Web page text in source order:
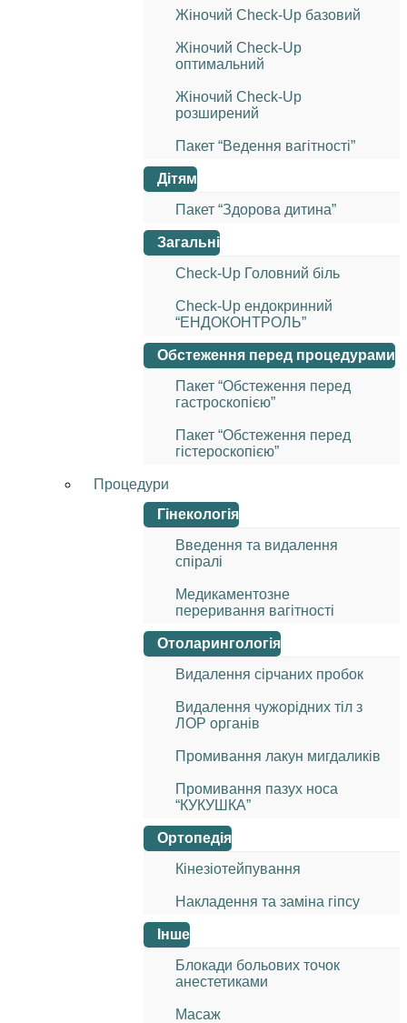
Жіночий Check-Up базовий
Жіночий Check-Up
оптимальний
Жіночий Check-Up
розширений
Пакет “Ведення вагітності”
Дітям
Пакет “Здорова дитина”
Загальні
Check-Up Головний біль
Check-Up ендокринний
“ЕНДОКОНТРОЛЬ”
Обстеження перед процедурами
Пакет “Обстеження перед
гастроскопією”
Пакет “Обстеження перед
гістероскопією”
Процедури
Гінекологія
Введення та видалення
спіралі
Медикаментозне
переривання вагітності
Отоларингологія
Видалення сірчаних пробок
Видалення чужорідних тіл з
ЛОР органів
Промивання лакун мигдаликів
Промивання пазух носа
“КУКУШКА”
Ортопедія
Кінезіотейпування
Накладення та заміна гіпсу
Інше
Блокади больових точок
анестетиками
Масаж